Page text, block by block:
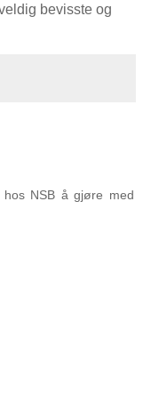
bevisste og
NSB å gjøre med